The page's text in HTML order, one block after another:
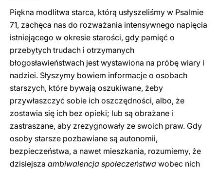
Piękna modlitwa starca, którą usłyszeliśmy w Psalmie
71, zachęca nas do rozważania intensywnego napięcia
istniejącego w okresie starości, gdy pamięć o
przebytych trudach i otrzymanych
błogosławieństwach jest wystawiona na próbę wiary i
nadziei. Słyszymy bowiem informacje o osobach
starszych, które bywają oszukiwane, żeby
przywłaszczyć sobie ich oszczędności, albo, że
zostawia się ich bez opieki; lub są obrażane i
zastraszane, aby zrezygnowały ze swoich praw. Gdy
osoby starsze pozbawiane są autonomii,
bezpieczeństwa, a nawet mieszkania, rozumiemy, że
dzisiejsza ambiwalencja społeczeństwa wobec nich